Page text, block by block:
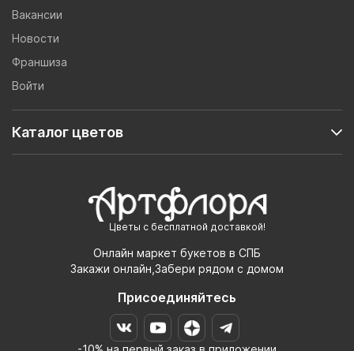
Цветы с бесплатной доставкой!
Онлайн маркет букетов в СПБ
Закажи онлайн,Забери рядом с домом
Присоединяйтесь
Вакансии
Новости
Франшиза
Войти
Каталог цветов